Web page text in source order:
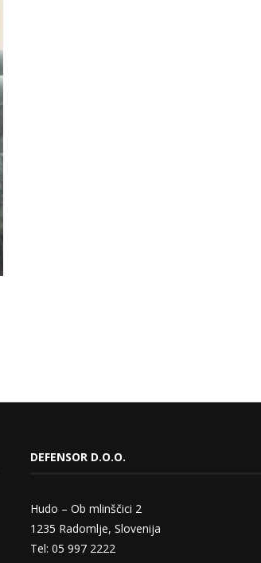
DEFENSOR D.O.O.
Hudo – Ob mlinščici 2
1235 Radomlje, Slovenija
Tel: 05 997 2222